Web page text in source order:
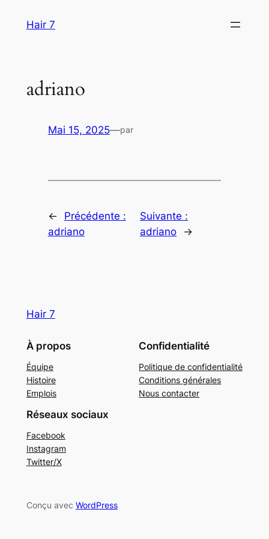
Hair 7
adriano
Mai 15, 2025—par
←
Précédente :
adriano
Suivante :
adriano
→
Hair 7
À propos
Équipe
Histoire
Emplois
Confidentialité
Politique de confidentialité
Conditions générales
Nous contacter
Réseaux sociaux
Facebook
Instagram
Twitter/X
Conçu avec WordPress